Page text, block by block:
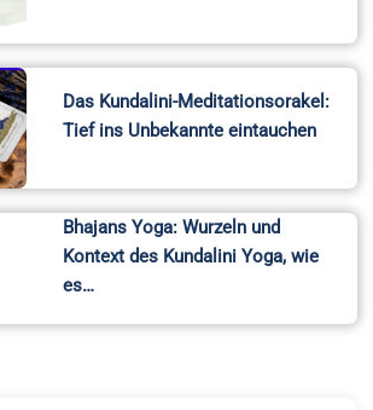
Das Kundalini-Meditationsorakel:
Tief ins Unbekannte eintauchen
Bhajans Yoga: Wurzeln und
Kontext des Kundalini Yoga, wie
es…